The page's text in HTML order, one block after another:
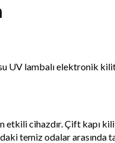
UV lambalı elektronik
etkili cihazdır. Çift kapı
temiz odalar arasında